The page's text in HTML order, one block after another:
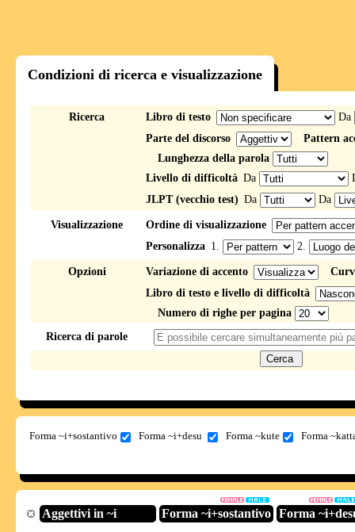
Condizioni di ricerca e visualizzazione
Ricerca Libro di testo
Da
Parte del discorso
Pattern
Lunghezza della parola
Livello di difficoltà Da
JLPT (vecchio test) Da Da
Visualizzazione
Ordine di visualizzazione
Personalizza 1. 2.
Opzioni Variazione di accento
Libro di testo e livello di difficoltà
Numero di righe per pagina
Ricerca di parole
Forma ~i+sostantivo Forma ~i+desu Forma ~kute Forma
Aggettivi in ~i Forma ~i+sostantivo Forma